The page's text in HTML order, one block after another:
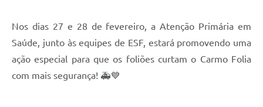
Nos dias 27 e 28 de fevereiro, a Atenção Primária em
Saúde, junto às equipes de ESF, estará promovendo uma
ação especial para que os foliões curtam o Carmo Folia
com mais segurança! 🚑💙